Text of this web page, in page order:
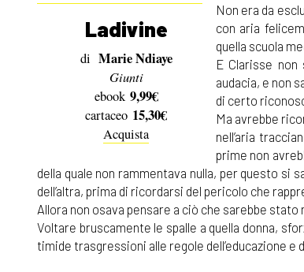
Ladivine
di Marie Ndiaye
Giunti
ebook 9,99€
cartaceo 15,30€
Acquista
Non era da
con aria
quella scuola
E Clarisse
audacia, e non
di certo
Ma avrebbe
nell’aria
prime non
della quale non rammentava nulla, per questo si
dell’altra, prima di ricordarsi del pericolo che
Allora non osava pensare a ciò che sarebbe
Voltare bruscamente le spalle a quella donna,
timide trasgressioni alle regole dell’educazione